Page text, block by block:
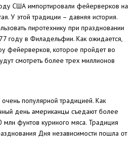
США импортировали фейерверков на
У этой традиции – давняя история.
пиротехнику при праздновании
году в Филадельфии. Как ожидается,
фейерверков, которое пройдет во
смотреть более трех миллионов
популярной традицией. Как
день американцы съедают более
фунтов куриного мяса. Традиция
Дня независимости пошла от